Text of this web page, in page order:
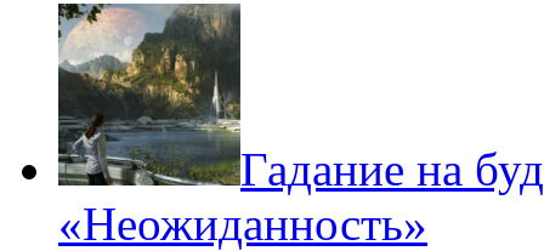
Гадание на
«Неожиданность»